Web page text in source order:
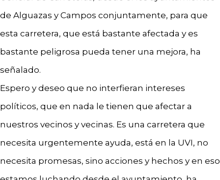
de Alguazas y Campos conjuntamente, para que
esta carretera, que está bastante afectada y es
bastante peligrosa pueda tener una mejora, ha
señalado.
Espero y deseo que no interfieran intereses
políticos, que en nada le tienen que afectar a
nuestros vecinos y vecinas. Es una carretera que
necesita urgentemente ayuda, está en la UVI, no
necesita promesas, sino acciones y hechos y en eso